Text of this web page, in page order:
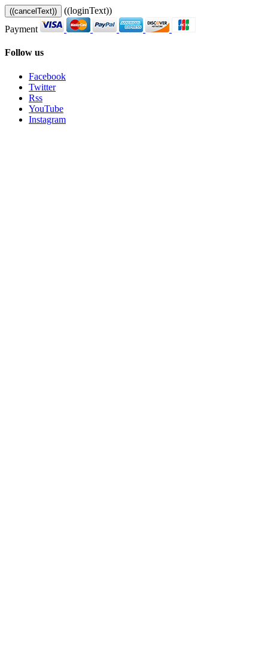
((cancelText))
((loginText))
Payment
Follow us
Facebook
Twitter
Rss
YouTube
Instagram